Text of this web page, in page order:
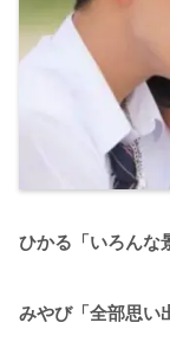
ひかる「いろんな
みやび「全部思い